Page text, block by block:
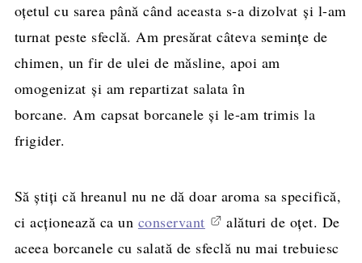
oţetul cu sarea până când aceasta s-a dizolvat şi l-am
turnat peste sfeclă. Am presărat câteva semințe de
chimen, un fir de ulei de măsline, apoi am
omogenizat şi am repartizat salata în
borcane. Am capsat borcanele şi le-am trimis la
frigider.
Să ştiţi că hreanul nu ne dă doar aroma sa specifică,
ci acţionează ca un conservant
alături de oţet. De
aceea borcanele cu salată de sfeclă nu mai trebuiesc